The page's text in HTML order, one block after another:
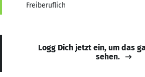
Freiberuflich
Logg Dich jetzt ein, um das
sehen.